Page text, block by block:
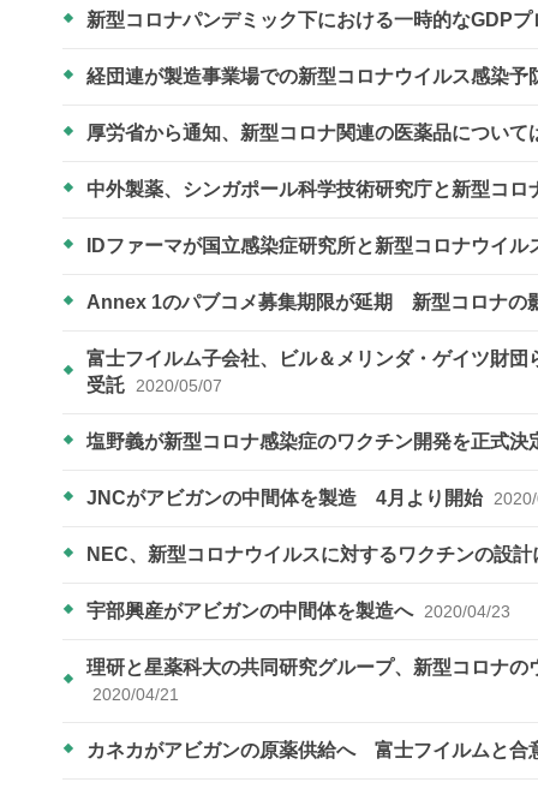
新型コロナパンデミック下における一時的なGDP
経団連が製造事業場での新型コロナウイルス感染
厚労省から通知、新型コロナ関連の医薬品につい
中外製薬、シンガポール科学技術研究庁と新型コ
IDファーマが国立感染症研究所と新型コロナウイ
Annex 1のパブコメ募集期限が延期 新型コロナの
富士フイルム子会社、ビル＆メリンダ・ゲイツ財
受託
2020/05/07
塩野義が新型コロナ感染症のワクチン開発を正式決
JNCがアビガンの中間体を製造 4月より開始
NEC、新型コロナウイルスに対するワクチンの設
宇部興産がアビガンの中間体を製造へ 2020/04/23
理研と星薬科大の共同研究グループ、新型コロナ
2020/04/21
カネカがアビガンの原薬供給へ 富士フイルムと合